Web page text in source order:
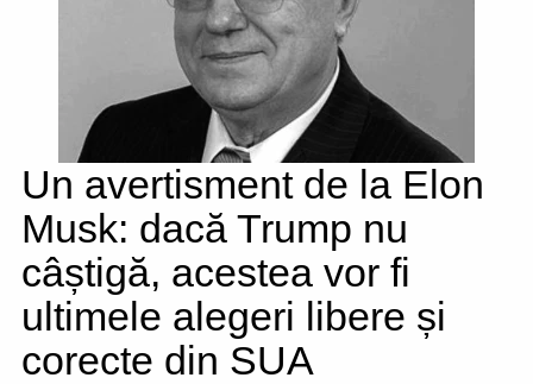
Un avertisment de la Elon
Musk: dacă Trump nu
câștigă, acestea vor fi
ultimele alegeri libere și
corecte din SUA